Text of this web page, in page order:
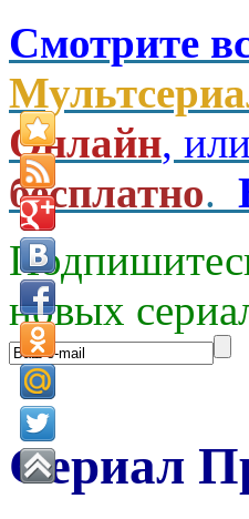
Смотрите
Онлайн, или
бесплатно.
новых
Сериал